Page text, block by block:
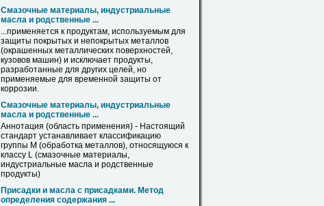
Смазочные материалы, индустриальные
масла и родственные ...
...применяется к продуктам, используемым для
защиты покрытых и непокрытых металлов
(окрашенных металлических поверхностей,
кузовов машин) и исключает продукты,
разработанные для других целей, но
применяемые для временной защиты от
коррозии.
Смазочные материалы, индустриальные
масла и родственные ...
Аннотация (область применения) - Настоящий
стандарт устанавливает классификацию
группы М (обработка металлов), относящуюся к
классу L (смазочные материалы,
индустриальные масла и родственные
продукты)
Присадки и масла с присадками. Метод
определения содержания ...